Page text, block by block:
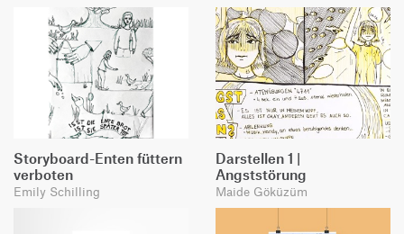
Storyboard-Enten füttern
verboten
Emily Schilling
Darstellen 1 |
Angststörung
Maide Göküzüm